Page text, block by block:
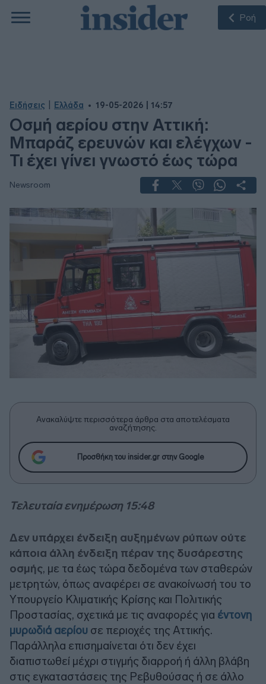
Ροή
Ειδήσεις Ελλάδα 19-05-2026 | 14:57
Οσμή αερίου στην Αττική:
Μπαράζ ερευνών και ελέγχων -
Τι έχει γίνει γνωστό έως τώρα
Newsroom
Ανακαλύψτε περισσότερα άρθρα στα αποτελέσματα
αναζήτησης.
Προσθήκη του insider.gr στην Google
Τελευταία ενημέρωση 15:48
Δεν υπάρχει ένδειξη αυξημένων ρύπων ούτε
κάποια άλλη ένδειξη πέραν της δυσάρεστης
οσμής, με τα έως τώρα δεδομένα των σταθερών
μετρητών, όπως αναφέρει σε ανακοίνωσή του το
Υπουργείο Κλιματικής Κρίσης και Πολιτικής
Προστασίας, σχετικά με τις αναφορές για έντονη
μυρωδιά αερίου σε περιοχές της Αττικής.
Παράλληλα επισημαίνεται ότι δεν έχει
διαπιστωθεί μέχρι στιγμής διαρροή ή άλλη βλάβη
στις εγκαταστάσεις της Ρεβυθούσας ή σε άλλο